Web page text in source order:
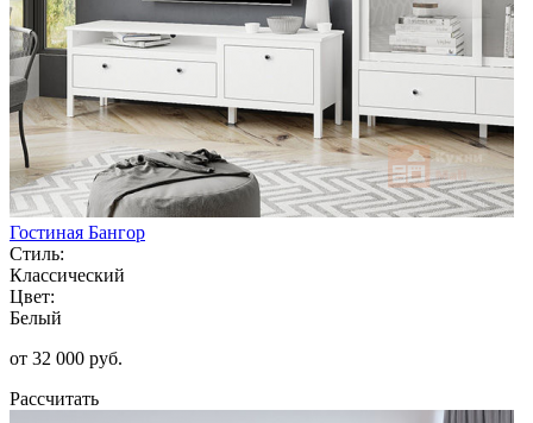
Гостиная Бангор
Стиль:
Классический
Цвет:
Белый
от 32 000 руб.
Рассчитать